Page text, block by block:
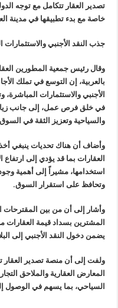
تصدير العقار تتكامل مع توجه
خاصة مع بدء تطبيقها في مدينة
جذب النقد الأجنبي والاستثمارات
وقال رئيس جمعية المطورين
بالعربية، إن التوسع في تملك
الأجنبي والاستثمارات
في خلق فرص عمل، إلى جانب
والسياحية وتعزيز الثقة في
وأضاف أن هناك تحديات ينبغي
العقارات بما قد يؤدي إلى ارتفاع
استخدامها، مشيراً إلى أهمية
وتحافظ على استقرار السوق.
وأشار إلى أن من بين المقترحات
المشترين بسداد قيمة العقارات
يضمن دخول النقد الأجنبي إلى
ولفت إلى أن منصة تصدير العقار
المعارض العقارية والملاحق
السياحي، بما يسهم في الوصول